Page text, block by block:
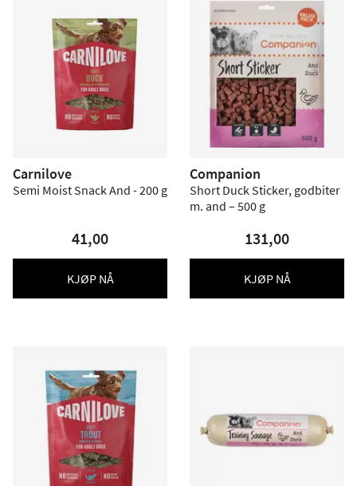
Carnilove
Semi Moist Snack And - 200 g
41,00
KJØP NÅ
Companion
Short Duck Sticker, godbiter
m. and – 500 g
131,00
KJØP NÅ